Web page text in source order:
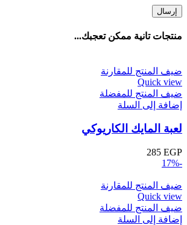
منتجات تانية ممكن تعجبك...
ضيف المنتج للمقارنة
Quick view
ضيف المنتج للمفضلة
إضافة إلى السلة
لعبة المايك الكاريوكي
285 EGP
-17%
ضيف المنتج للمقارنة
Quick view
ضيف المنتج للمفضلة
إضافة إلى السلة